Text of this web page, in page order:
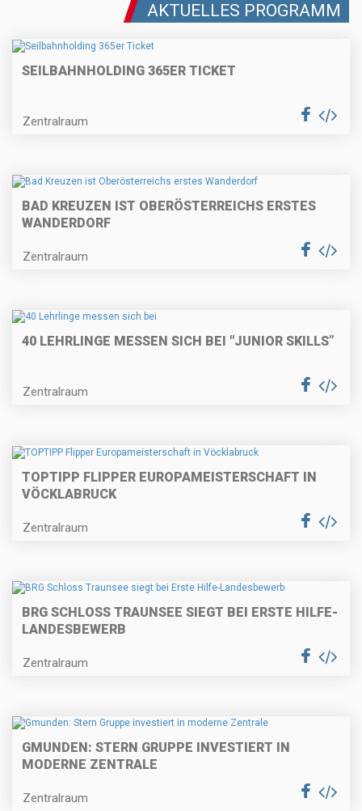
AKTUELLES PROGRAMM
SEILBAHNHOLDING 365ER TICKET
Zentralraum
BAD KREUZEN IST OBERÖSTERREICHS ERSTES
WANDERDORF
Zentralraum
40 LEHRLINGE MESSEN SICH BEI "JUNIOR SKILLS”
Zentralraum
TOPTIPP FLIPPER EUROPAMEISTERSCHAFT IN
VÖCKLABRUCK
Zentralraum
BRG SCHLOSS TRAUNSEE SIEGT BEI ERSTE HILFE-
LANDESBEWERB
Zentralraum
GMUNDEN: STERN GRUPPE INVESTIERT IN
MODERNE ZENTRALE
Zentralraum